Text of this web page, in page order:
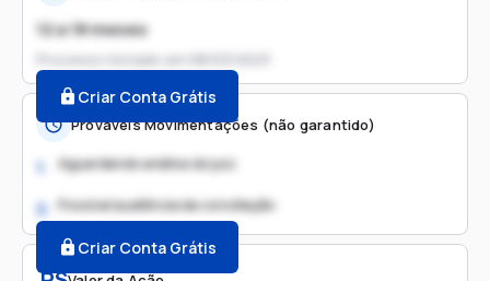
12 a 18 meses
Processo iniciado em
Criar Conta Grátis
Prováveis Movimentações (não garantido)
1. Aguardando análise do juiz
2. Possível audiência de conciliação
Criar Conta Grátis